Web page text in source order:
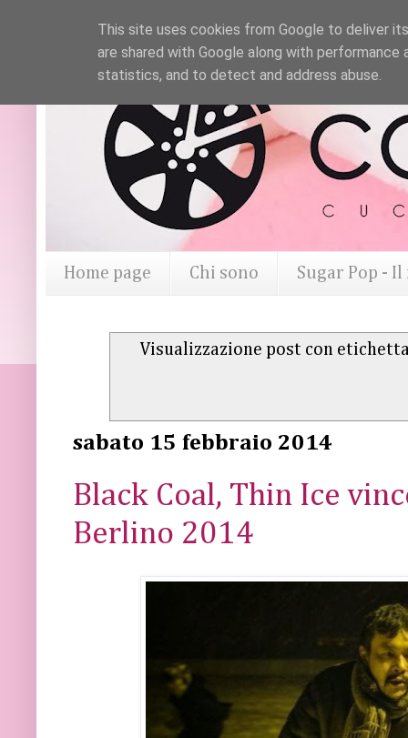
Home page Chi sono Sugar Pop -
Visualizzazione post con
sabato 15 febbraio 2014
Black Coal, Thin Ice
Berlino 2014
This site uses cookies from Google to deliver
are shared with Google along with
statistics, and to detect and address abuse.